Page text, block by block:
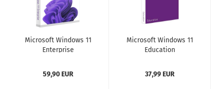
Microsoft Windows 11
Enterprise
59,90 EUR
Microsoft Windows 11
Education
37,99 EUR